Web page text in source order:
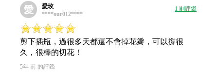
愛
愛玫
****our012****
1 則評鑑
剪下插瓶，過很多天都還不會掉花瓣，可以撐很
久，很棒的切花！
5年 前 的評鑑